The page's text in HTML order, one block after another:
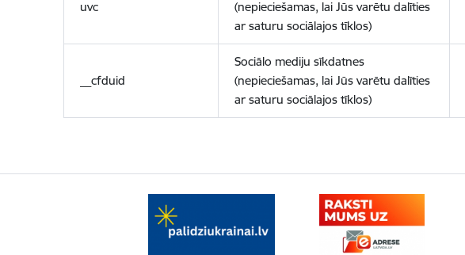
uvc
(nepieciešamas, lai Jūs varētu dalīties
ar saturu sociālajos tīklos)
__cfduid
Sociālo mediju sīkdatnes
(nepieciešamas, lai Jūs varētu dalīties
ar saturu sociālajos tīklos)